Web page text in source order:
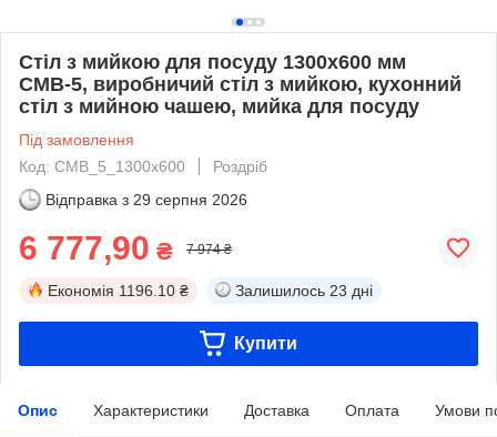
Стіл з мийкою для посуду 1300х600 мм
СМВ-5, виробничий стіл з мийкою, кухонний
стіл з мийною чашею, мийка для посуду
Під замовлення
Код: СМВ_5_1300х600
Роздріб
Відправка з 29 серпня 2026
6 777,90 ₴ 7 974 ₴
Економія 1196.10 ₴ Залишилось 23 дні
Купити
Опис Характеристики Доставка Оплата Умови